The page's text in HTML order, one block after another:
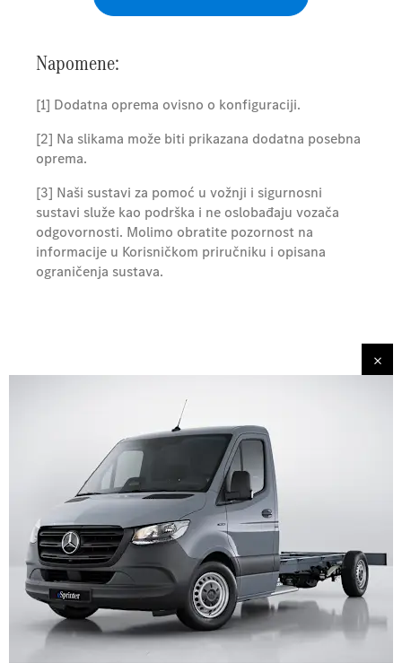
Napomene:
[1] Dodatna oprema ovisno o konfiguraciji.
[2] Na slikama može biti prikazana dodatna posebna
oprema.
[3] Naši sustavi za pomoć u vožnji i sigurnosni
sustavi služe kao podrška i ne oslobađaju vozača
odgovornosti. Molimo obratite pozornost na
informacije u Korisničkom priručniku i opisana
ograničenja sustava.